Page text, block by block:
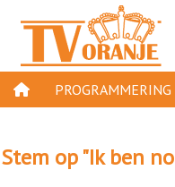
PROGRAMMERING
GESPEELD OP TV
Stem op "Ik ben